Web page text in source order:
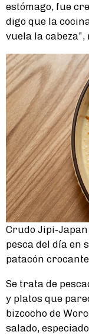
estómago, fue
digo que la
vuela la cabeza”,
Crudo Jipi-
pesca del día en
patacón crocante.
Se trata de
y platos que
bizcocho de
salado,